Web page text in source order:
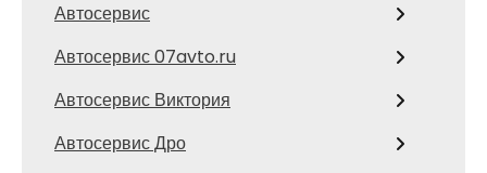
Автосервис
Автосервис 07avto.ru
Автосервис Виктория
Автосервис Дро